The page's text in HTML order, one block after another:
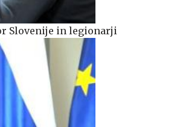
Slovenije in legionarji